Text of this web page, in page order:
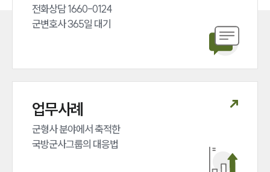
소식/자료
법률 블로그
법률서식
대륜법률상담예약
전화상담 1660-0124
군변호사 365일 대기
업무사례
군형사 분야에서 축적한
국방군사그룹의 대응법